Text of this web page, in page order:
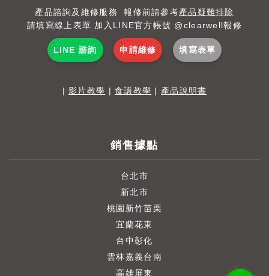
產品諮詢及維修服務 報修前請參考產品疑難排除
請填寫線上表單 加入LINE官方帳號 @clearwell報修
LINE 諮詢 申請維修 填寫表單
|影片教學 |食譜教學 | 產品說明書
銷售據點
台北市
新北市
桃園新竹苗栗
宜蘭花東
台中彰化
雲林嘉義台南
高雄屏東